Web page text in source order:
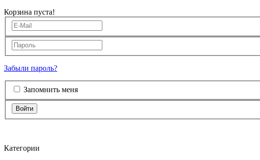
Корзина пуста!
Забыли пароль?
Запомнить меня
Войти
Категории